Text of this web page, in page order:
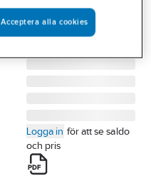
2,8" SVART
Artikelnummer:
ZVIZ28A
Logga in för att se saldo
och pris
Acceptera alla cookies